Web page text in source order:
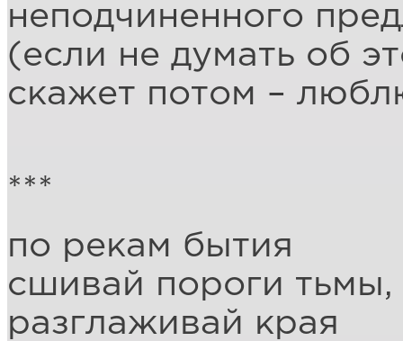
неподчиненного
(если не думать об
скажет потом –
***
по рекам бытия
сшивай пороги тьмы,
разглаживай края